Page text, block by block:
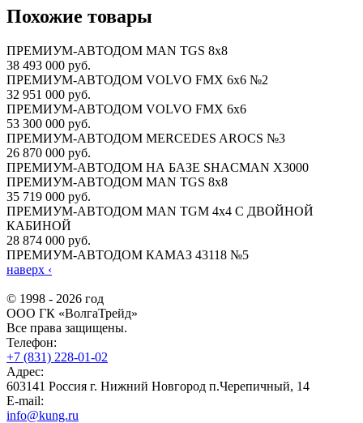
Похожие товары
ПРЕМИУМ-АВТОДОМ MAN TGS 8х8
38 493 000 руб.
ПРЕМИУМ-АВТОДОМ VOLVO FMX 6x6 №2
32 951 000 руб.
ПРЕМИУМ-АВТОДОМ VOLVO FMX 6x6
53 300 000 руб.
ПРЕМИУМ-АВТОДОМ MERCEDES AROCS №3
26 870 000 руб.
ПРЕМИУМ-АВТОДОМ НА БАЗЕ SHACMAN X3000
ПРЕМИУМ-АВТОДОМ MAN TGS 8х8
35 719 000 руб.
ПРЕМИУМ-АВТОДОМ MAN TGM 4х4 С ДВОЙНОЙ
КАБИНОЙ
28 874 000 руб.
ПРЕМИУМ-АВТОДОМ КАМАЗ 43118 №5
наверх ‹
© 1998 - 2026 год
ООО ГК «ВолгаТрейд»
Все права защищены.
Телефон:
+7 (831) 228-01-02
Адрес:
603141 Россия г. Нижний Новгород п.Черепичный, 14
E-mail:
info@kung.ru